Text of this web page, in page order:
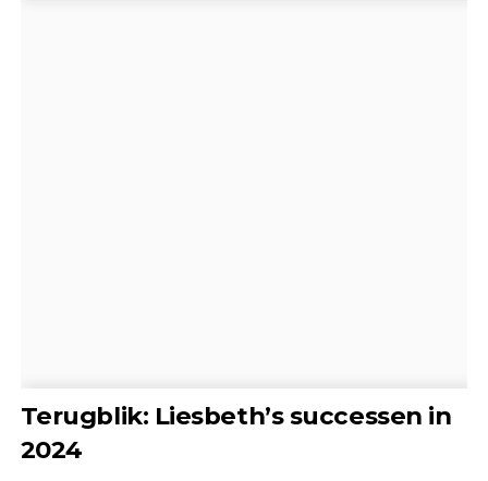
Terugblik: Liesbeth’s successen in
2024